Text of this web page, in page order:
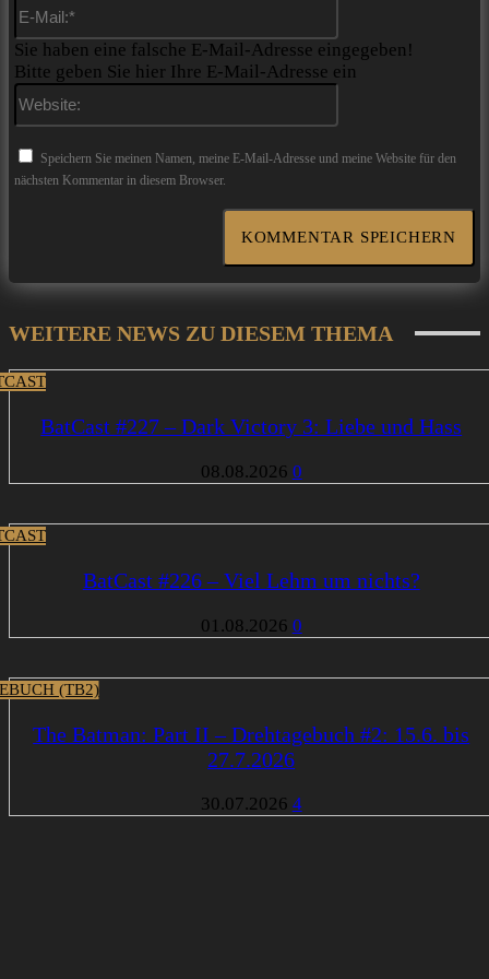
Sie haben eine falsche E-Mail-Adresse eingegeben!
Bitte geben Sie hier Ihre E-Mail-Adresse ein
Speichern Sie meinen Namen, meine E-Mail-Adresse und meine Website für den
nächsten Kommentar in diesem Browser.
WEITERE NEWS ZU DIESEM THEMA
BatCast #227 – Dark Victory 3: Liebe und Hass
08.08.2026 0
BatCast #226 – Viel Lehm um nichts?
01.08.2026 0
(TB2)
The Batman: Part II – Drehtagebuch #2: 15.6. bis
27.7.2026
30.07.2026 4